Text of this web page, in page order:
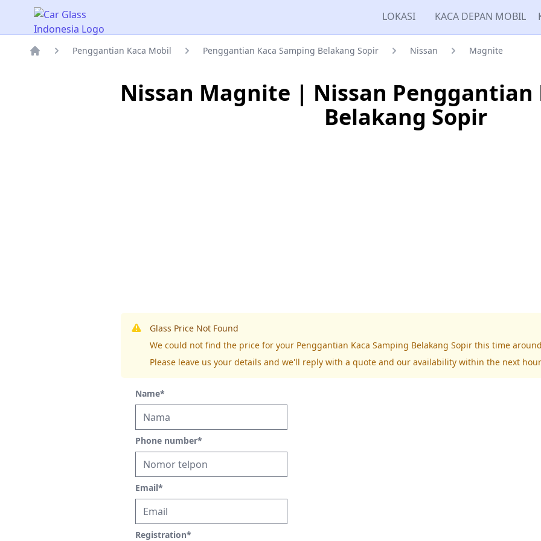
Car Glass Indonesia LOKASI KACA DEPAN MOBIL
Penggantian Kaca Mobil Penggantian Kaca Samping Belakang Sopir Nissan Magnite
Nissan Magnite | Nissan Penggantian
Belakang Sopir
Glass Price Not Found
We could not find the price for your Penggantian Kaca Samping Belakang Sopir this time
Please leave us your details and we'll reply with a quote and our availability within the next
Name*
Phone number*
Email*
Registration*